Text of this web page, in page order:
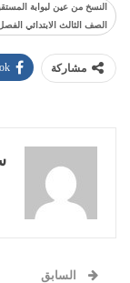
النسخ من عين لبوابة
الصف الثالث الابتدائي الفصل
مشاركة
السابق